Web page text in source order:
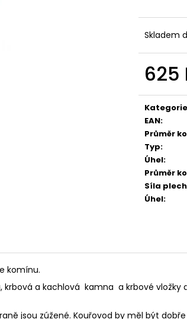
Skladem
625
cena:
Kategorie
EAN:
Průměr
Typ:
Úhel:
Průměr
Síla
Úhel:
komínu.
a kachlová kamna a krbové
jsou zúžené. Kouřovod by měl být
MATICE ŠESTIHRANNÁ PRODLOUŽENÁ